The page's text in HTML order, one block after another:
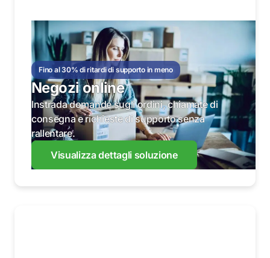
Fino al 30% di ritardi di supporto in meno
Negozi online
Instrada domande sugli ordini, chiamate di
consegna e richieste di supporto senza
rallentare.
Visualizza dettagli soluzione